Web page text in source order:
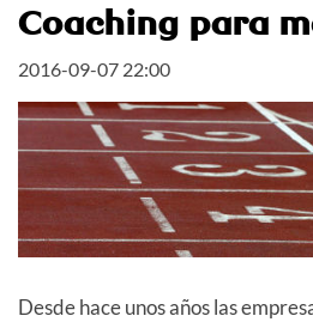
Coaching para
2016-09-07 22:00
Desde hace unos años las